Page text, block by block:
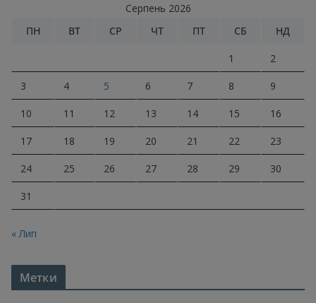
Серпень 2026
ПН
ВТ СР ЧТ ПТ СБ НД
1 2
3 4 5 6 7 8 9
10 11 12 13 14 15 16
17 18 19 20 21 22 23
24 25 26 27 28 29 30
31
« Лип
Метки